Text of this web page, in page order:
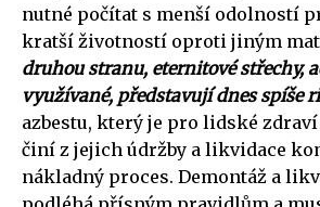
nutné počítat s menší odolností
kratší životností oproti jiným
druhou stranu, eternitové střechy,
využívané, představují dnes spíše
azbestu, který je pro lidské zdraví
činí z jejich údržby a likvidace
nákladný proces. Demontáž a